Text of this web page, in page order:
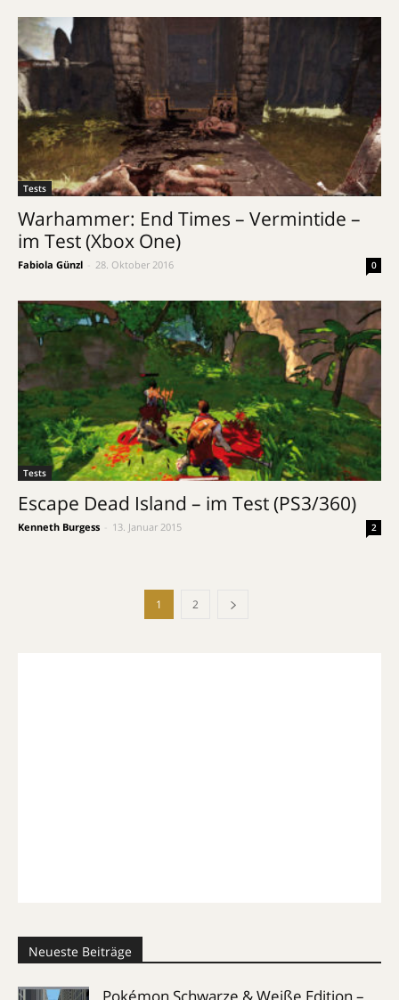
Tests
Warhammer: End Times – Vermintide –
im Test (Xbox One)
Fabiola Günzl 28. Oktober 2016 0
Tests
Escape Dead Island – im Test (PS3/360)
Kenneth Burgess 13. Januar 2015 2
1 2
Neueste Beiträge
Pokémon Schwarze & Weiße Edition –